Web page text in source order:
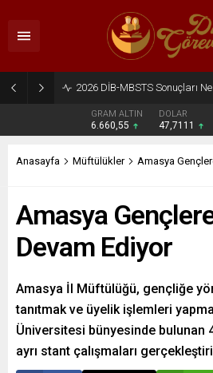
2026 DİB-MBSTS Ne Zaman?
GRAM ALTIN
6.660,55
DOLAR
47,7111
Anasayfa Müftülükler Amasya
Amasya
Devam Ediyor
Amasya İl Müftülüğü, gençliğe
tanıtmak ve üyelik işlemleri
Üniversitesi bünyesinde bulunan
ayrı stant çalışmaları